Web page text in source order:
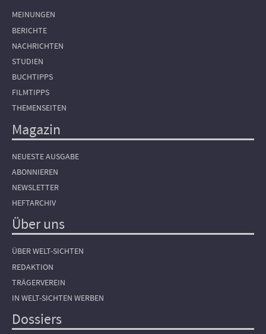
MEINUNGEN
BERICHTE
NACHRICHTEN
STUDIEN
BUCHTIPPS
FILMTIPPS
THEMENSEITEN
Magazin
NEUESTE AUSGABE
ABONNIEREN
NEWSLETTER
HEFTARCHIV
Über uns
ÜBER WELT-SICHTEN
REDAKTION
TRÄGERVEREIN
IN WELT-SICHTEN WERBEN
Dossiers